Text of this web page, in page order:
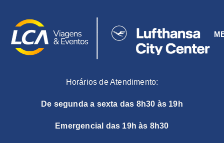
Horários de Atendimento:
De segunda a sexta das 8h30 às 19h
Emergencial das 19h às 8h30